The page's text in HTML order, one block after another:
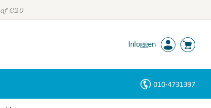
€20
Inloggen
010-4731397